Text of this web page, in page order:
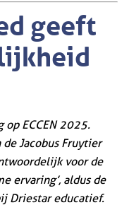
geeft
ECCEN 2025.
de Jacobus Fruytier
voor de
ervaring’, aldus de
Driestar educatief.